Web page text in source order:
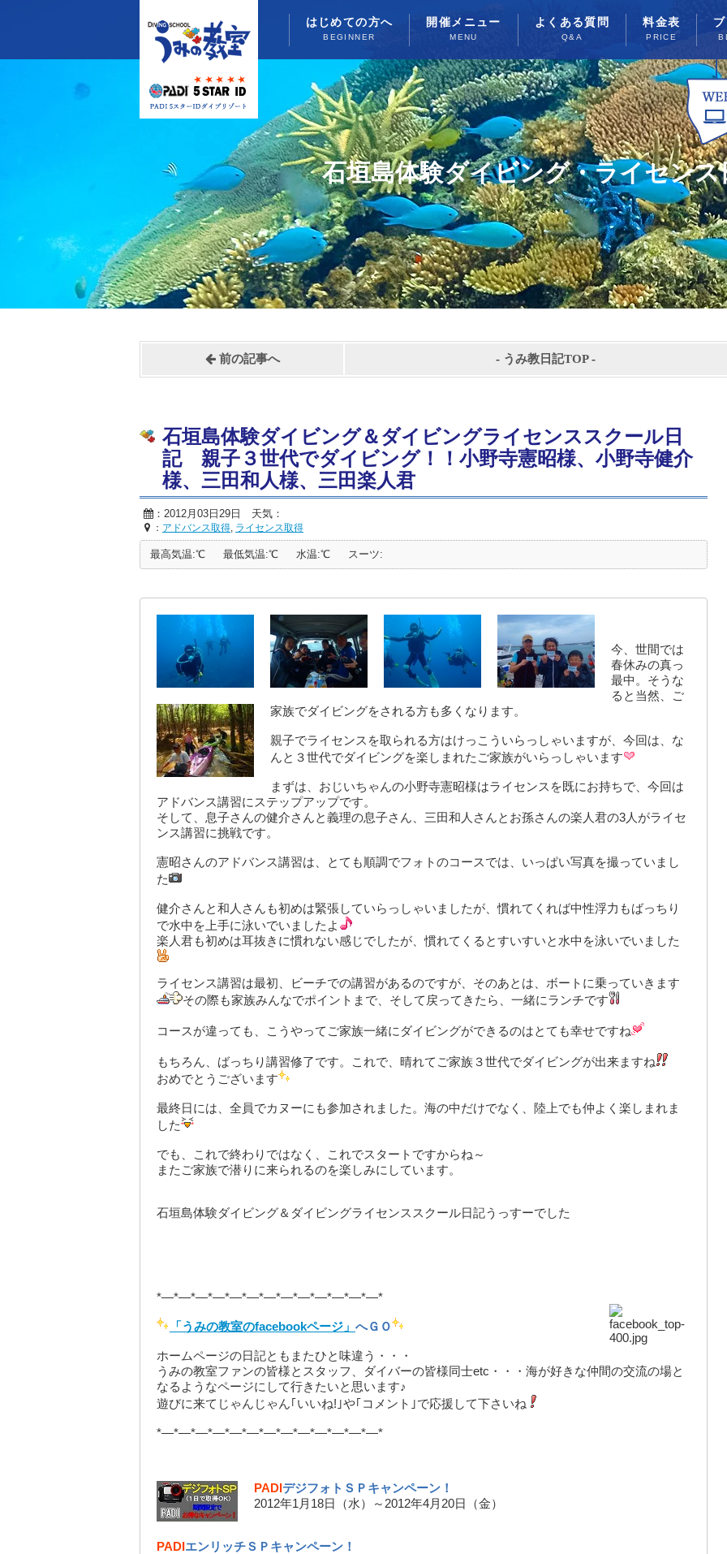
はじめての方へ
BEGINNER
開催メニュー
MENU
よくある質問
Q&A
料金表
PRICE
石垣島体験ダイビング・ライセンス
前の記事へ - うみ教日記TOP-
石垣島体験ダイビング＆ダイビングライセンススクール日
記 親子３世代でダイビング！！小野寺憲昭様、小野寺健介
様、三田和人様、三田楽人君
：2012月03日29日 天気：
： アドバンス取得, ライセンス取得
最高気温:℃ 最低気温:℃ 水温:℃ スーツ:
今、世間では
春休みの真っ
最中。そうな
ると当然、ご
家族でダイビングをされる方も多くなります。
親子でライセンスを取られる方はけっこういらっしゃいますが、今回は、な
んと３世代でダイビングを楽しまれたご家族がいらっしゃいます
まずは、おじいちゃんの小野寺憲昭様はライセンスを既にお持ちで、今回は
アドバンス講習にステップアップです。
そして、息子さんの健介さんと義理の息子さん、三田和人さんとお孫さんの楽人君の3人がライセ
ンス講習に挑戦です。
憲昭さんのアドバンス講習は、とても順調でフォトのコースでは、いっぱい写真を撮っていまし
た
健介さんと和人さんも初めは緊張していらっしゃいましたが、慣れてくれば中性浮力もばっちり
で水中を上手に泳いでいましたよ
楽人君も初めは耳抜きに慣れない感じでしたが、慣れてくるとすいすいと水中を泳いでいました
ライセンス講習は最初、ビーチでの講習があるのですが、そのあとは、ボートに乗っていきます
その際も家族みんなでポイントまで、そして戻ってきたら、一緒にランチです
コースが違っても、こうやってご家族一緒にダイビングができるのはとても幸せですね
もちろん、ばっちり講習修了です。これで、晴れてご家族３世代でダイビングが出来ますね
おめでとうございます
最終日には、全員でカヌーにも参加されました。海の中だけでなく、陸上でも仲よく楽しまれま
した
でも、これで終わりではなく、これでスタートですからね～
またご家族で潜りに来られるのを楽しみにしています。
石垣島体験ダイビング＆ダイビングライセンススクール日記うっすーでした
*—*—*—*—*—*—*—*—*—*—*—*—*—*
「うみの教室のfacebookページ」 へＧＯ
ホームページの日記ともまたひと味違う・・・
うみの教室ファンの皆様とスタッフ、ダイバーの皆様同士etc・・・海が好きな仲間の交流の場と
なるようなページにして行きたいと思います♪
遊びに来てじゃんじゃん｢いいね!｣や｢コメント｣で応援して下さいね
*—*—*—*—*—*—*—*—*—*—*—*—*—*
PADIデジフォトＳＰキャンペーン！
2012年1月18日（水）～2012年4月20日（金）
PADIエンリッチＳＰキャンペーン！